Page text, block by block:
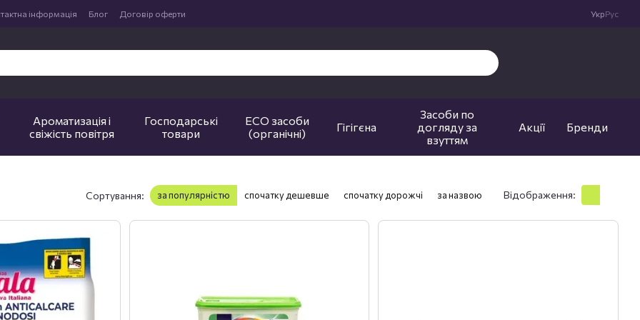
інформація Блог Договір оферти УкрРус
Ароматизація і
свіжість повітря
Господарські
товари
ECO засоби
(органічні)
Гігігєна
Засоби по
догляду за
взуттям
Акції Бренди
Сортування: за популярністю спочатку дешевше спочатку дорожчі за назвою Відображення: